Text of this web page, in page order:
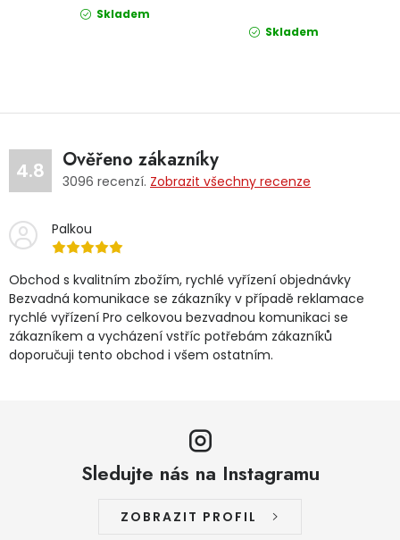
Skladem
Skladem
4.8 Ověřeno zákazníky
3096 recenzí. Zobrazit všechny recenze
Palkou
Obchod s kvalitním zbožím, rychlé vyřízení objednávky
Bezvadná komunikace se zákazníky v případě reklamace
rychlé vyřízení Pro celkovou bezvadnou komunikaci se
zákazníkem a vycházení vstříc potřebám zákazníků
doporučuji tento obchod i všem ostatním.
Sledujte nás na Instagramu
ZOBRAZIT PROFIL